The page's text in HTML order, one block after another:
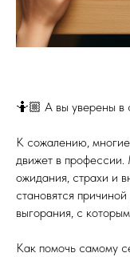
🤷🏼 А вы уверены в
К сожалению,
движет в
ожидания, страхи и
становятся
выгорания, с
Как помочь самому